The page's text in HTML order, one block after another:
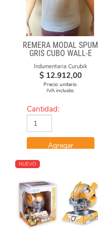
REMERA MODAL SPUM
GRIS CUBO WALL-E
Indumentaria Curubik
$ 12.912,00
Precio unitario.
IVA incluido.
Cantidad:
Agregar
NUEVO